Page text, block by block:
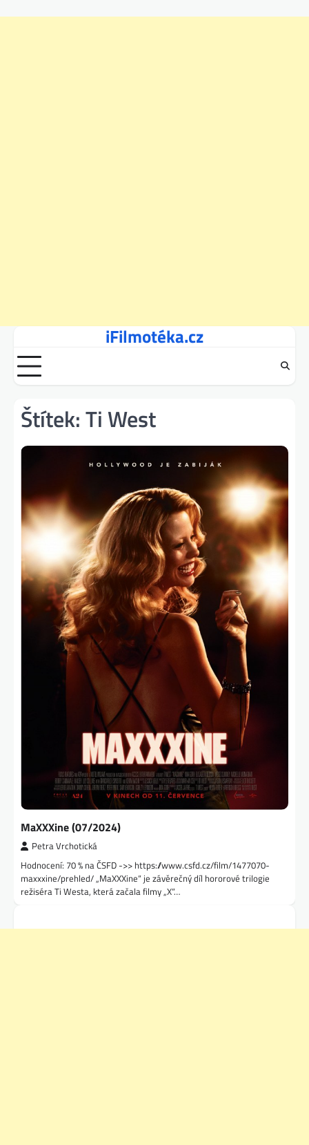
content
iFilmotéka.cz
Štítek:Ti West
MaXXXine (07/2024)
Petra Vrchotická
Hodnocení: 70 % na ČSFD ->> https://www.csfd.cz/film/1477070-
maxxxine/prehled/ „MaXXXine“ je závěrečný díl hororové trilogie
režiséra Ti Westa, která začala filmy „X“…